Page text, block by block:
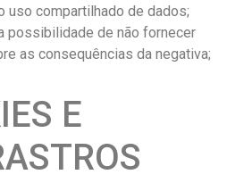
uso compartilhado de dados;
possibilidade de não fornecer
as consequências da negativa;
E